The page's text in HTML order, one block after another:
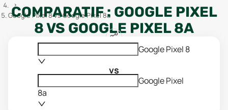
Google Pixel 8 vs Google Pixel 8a
COMPARATIF : GOOGLE PIXEL
8VS GOOGLE PIXEL 8A
Google Pixel 8
vs
Google Pixel
8a